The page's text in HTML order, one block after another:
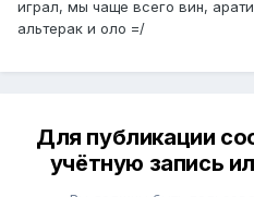
играл, мы чаще всего вин,
альтерак и оло =/
Для публикации
учётную запись